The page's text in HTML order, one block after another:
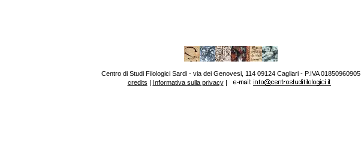
Centro di Studi Filologici Sardi - via dei Genovesi, 114 09124 Cagliari - P.IVA 01850960905
credits | Informativa sulla privacy|